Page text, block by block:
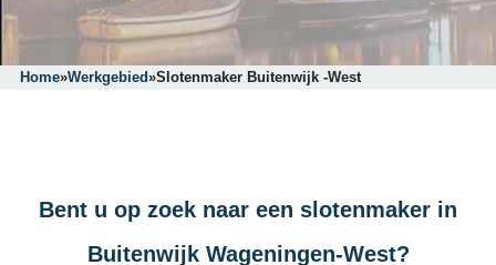
Home»Werkgebied»Slotenmaker Buitenwijk -West
Bent u op zoek naar een slotenmaker in
Buitenwijk Wageningen-West?